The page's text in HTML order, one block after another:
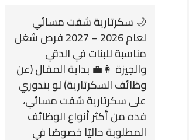
🌙 سكرتارية شفت مسائي
لعام 2026 – 2027 فرص شغل
مناسبة للبنات في الدقي
والجيزة 👩‍💼 بداية المقال (عن
وظائف السكرتارية) لو بتدوري
على سكرتارية شفت مسائي،
فده من أكثر أنواع الوظائف
المطلوبة حاليًا خصوصًا في